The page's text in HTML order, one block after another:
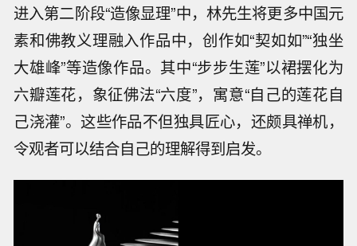
进入第二阶段“造像显理”中，林先生将更多中国元
素和佛教义理融入作品中，创作如“契如如”“独坐
大雄峰”等造像作品。其中“步步生莲”以裙摆化为
六瓣莲花，象征佛法“六度”，寓意“自己的莲花自
己浇灌”。这些作品不但独具匠心，还颇具禅机，
令观者可以结合自己的理解得到启发。